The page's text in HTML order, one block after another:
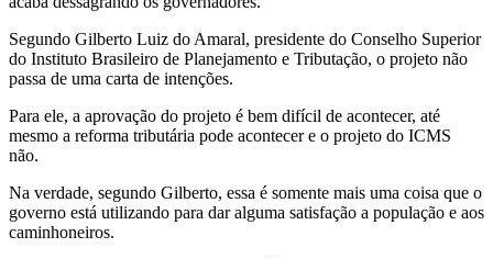
Segundo Gilberto Luiz do Amaral, presidente do Conselho Superior
do Instituto Brasileiro de Planejamento e Tributação, o projeto não
passa de uma carta de intenções.
Para ele, a aprovação do projeto é bem difícil de acontecer, até
mesmo a reforma tributária pode acontecer e o projeto do ICMS
não.
Na verdade, segundo Gilberto, essa é somente mais uma coisa que o
governo está utilizando para dar alguma satisfação a população e aos
caminhoneiros.